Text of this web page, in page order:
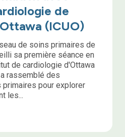
de
(ICUO)
de soins primaires de
sa première séance en
de cardiologie d'Ottawa
rassemblé des
pour explorer
les...